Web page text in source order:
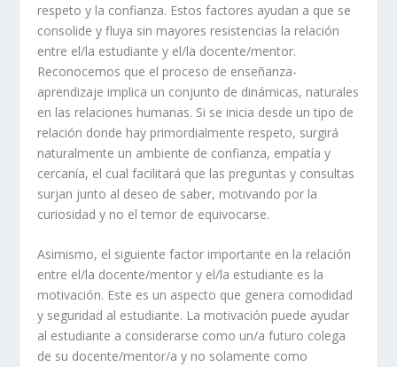
respeto y la confianza. Estos factores ayudan a que se
consolide y fluya sin mayores resistencias la relación
entre el/la estudiante y el/la docente/mentor.
Reconocemos que el proceso de enseñanza-
aprendizaje implica un conjunto de dinámicas, naturales
en las relaciones humanas. Si se inicia desde un tipo de
relación donde hay primordialmente respeto, surgirá
naturalmente un ambiente de confianza, empatía y
cercanía, el cual facilitará que las preguntas y consultas
surjan junto al deseo de saber, motivando por la
curiosidad y no el temor de equivocarse.
Asimismo, el siguiente factor importante en la relación
entre el/la docente/mentor y el/la estudiante es la
motivación. Este es un aspecto que genera comodidad
y seguridad al estudiante. La motivación puede ayudar
al estudiante a considerarse como un/a futuro colega
de su docente/mentor/a y no solamente como